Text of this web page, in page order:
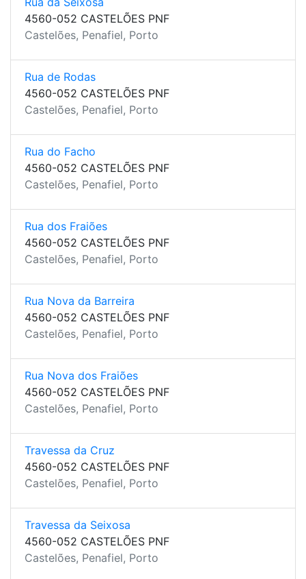
4560-052 CASTELÕES PNF
Castelões, Penafiel, Porto
Rua de Rodas
4560-052 CASTELÕES PNF
Castelões, Penafiel, Porto
Rua do Facho
4560-052 CASTELÕES PNF
Castelões, Penafiel, Porto
Rua dos Fraiões
4560-052 CASTELÕES PNF
Castelões, Penafiel, Porto
Rua Nova da Barreira
4560-052 CASTELÕES PNF
Castelões, Penafiel, Porto
Rua Nova dos Fraiões
4560-052 CASTELÕES PNF
Castelões, Penafiel, Porto
Travessa da Cruz
4560-052 CASTELÕES PNF
Castelões, Penafiel, Porto
Travessa da Seixosa
4560-052 CASTELÕES PNF
Castelões, Penafiel, Porto